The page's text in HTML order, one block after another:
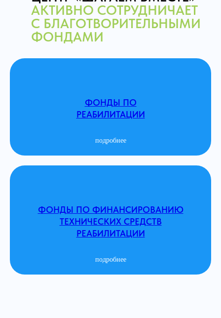
АКТИВНО СОТРУДНИЧАЕТ
С БЛАГОТВОРИТЕЛЬНЫМИ
ФОНДАМИ
ФОНДЫ ПО
РЕАБИЛИТАЦИИ
подробнее
ФОНДЫ ПО ФИНАНСИРОВАНИЮ
ТЕХНИЧЕСКИХ СРЕДСТВ
РЕАБИЛИТАЦИИ
подробнее